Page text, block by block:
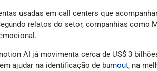
usadas em call centers que
relatos do setor, companhias como
AI já movimenta cerca de US$ 3
ajudar na identificação de burnout, na